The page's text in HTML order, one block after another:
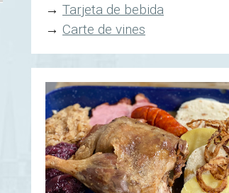
→ Tarjeta de bebida
→ Carte de vines